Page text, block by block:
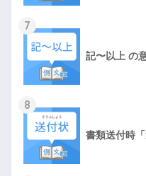
7
記〜以上 の
8
書類送付時